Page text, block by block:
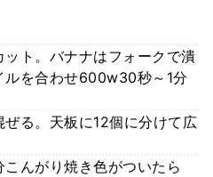
ト。バナナはフォークで潰
ルを合わせ600w30秒～1分
る。天板に12個に分けて広
んがり焼き色がついたら